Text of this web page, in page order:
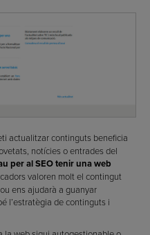
actualitzar continguts beneficia
notícies o entrades del
per al SEO tenir una web
valoren molt el contingut
ens ajudarà a guanyar
l’estratègia de continguts i